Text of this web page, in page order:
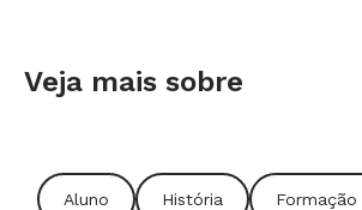
Veja mais sobre
Aluno História